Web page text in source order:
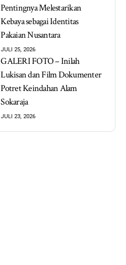
Pentingnya Melestarikan
Kebaya sebagai Identitas
Pakaian Nusantara
JULI 25, 2026
GALERI FOTO – Inilah
Lukisan dan Film Dokumenter
Potret Keindahan Alam
Sokaraja
JULI 23, 2026